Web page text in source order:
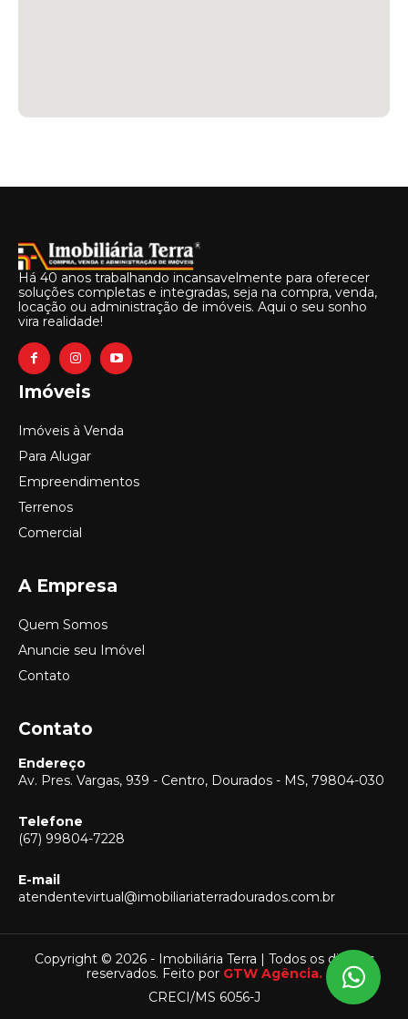
Há 40 anos trabalhando incansavelmente para oferecer
soluções completas e integradas, seja na compra, venda,
locação ou administração de imóveis. Aqui o seu sonho
vira realidade!
Imóveis
Imóveis à Venda
Para Alugar
Empreendimentos
Terrenos
Comercial
A Empresa
Quem Somos
Anuncie seu Imóvel
Contato
Contato
Endereço
Av. Pres. Vargas, 939 - Centro, Dourados - MS, 79804-030
Telefone
(67) 99804-7228
E-mail
atendentevirtual@imobiliariaterradourados.com.br
Copyright © 2026 - Imobiliária Terra | Todos os direitos
reservados. Feito por GTW Agência.
CRECI/MS 6056-J
Vendas
(67) 99804-7228
Locação
(67) 99804-7228